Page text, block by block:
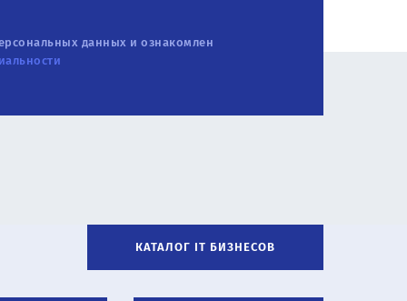
данных и ознакомлен
КАТАЛОГ IT БИЗНЕСОВ